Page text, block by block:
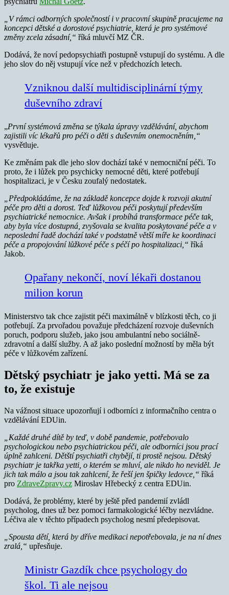
„V rámci odborných společností i v pracovní skupině pracujeme na
koncepci dětské a dorostové psychiatrie, která je pro systémové
změny zcela zásadní,“ říká mluvčí MZ ČR.
Dodává, že noví pedopsychiatři postupně vstupují do systému. A dle
jeho slov do něj vstupují více než v předchozích letech.
Vzniknou další multidisciplinární týmy
duševního zdraví
„První systémová změna se týkala úpravy vzdělávání, abychom
zajistili víc lékařů pro péči o děti s duševním onemocněním,“
vysvětluje.
Ke změnám pak dle jeho slov dochází také v nemocniční péči. To
proto, že i lůžek pro psychicky nemocné děti, které potřebují
hospitalizaci, je v Česku zoufalý nedostatek.
„Předpokládáme, že na základě koncepce dojde k rozvoji akutní
péče pro děti a dorost. Teď lůžkovou péči poskytují především
psychiatrické nemocnice. Avšak i probíhá transformace péče tak,
aby byla více dostupná, zvyšovala se kvalita poskytované péče a v
neposlední řadě dochází také v podstatně větší míře ke koordinaci
péče a propojování lůžkové péče s péčí po hospitalizaci,“ říká
Jakob.
Opařany nekončí, noví lékaři dostanou
milion korun
Ministerstvo tak chce zajistit péči maximálně v blízkosti těch, co ji
potřebují. Za prvořadou považuje předcházení rozvoje duševních
poruch, podporu služeb, jako jsou ambulantní nebo sociálně-
zdravotní a další služby. A až jako poslední možností by měla být
péče v lůžkovém zařízení.
Dětský psychiatr je jako yetti. Má se za
to, že existuje
Na vážnost situace upozorňují i odborníci z informačního centra o
vzdělávání EDUin.
„Každé druhé dítě by teď, v době pandemie, potřebovalo
psychologickou nebo psychiatrickou péči, ale odborníci jsou prací
úplně zahlceni. Dětští psychiatři chybějí, ti prostě nejsou. Dětský
psychiatr je takřka yetti, o kterém se mluví, ale nikdo ho neviděl. Je
jich tak málo a jsou tak zahlcení, že řeší jen špičky ledovce,“ říká
pro ZdraveZpravy.cz Miroslav Hřebecký z centra EDUin.
Dodává, že problémy, které by ještě před pandemií zvládl
psycholog, dnes už bez pomoci farmakologické léčby nezvládne.
Léčiva ale v těchto případech psycholog nesmí předepisovat.
„Spousta dětí, která by dříve medikaci nepotřebovala, je na ní dnes
zralá,“ upřesňuje.
Ministr Gazdík chce psychology do
škol. Ti ale nejsou